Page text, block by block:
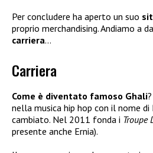
Per concludere ha aperto un suo
proprio merchandising. Andiamo a
carriera…
Carriera
Come è diventato famoso Ghali
nella musica hip hop con il nome di
cambiato. Nel 2011 fonda i Troupe
presente anche Ernia).